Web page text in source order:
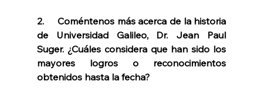
2.     Coméntenos más acerca de la historia
de Universidad Galileo, Dr. Jean Paul
Suger. ¿Cuáles considera que han sido los
mayores logros o reconocimientos
obtenidos hasta la fecha?